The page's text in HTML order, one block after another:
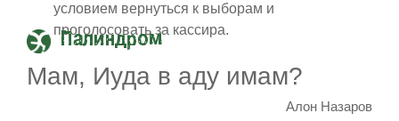
условием вернуться к выборам и
проголосовать за кассира.
Палиндром
Мам, Иуда в аду имам?
Алон Назаров